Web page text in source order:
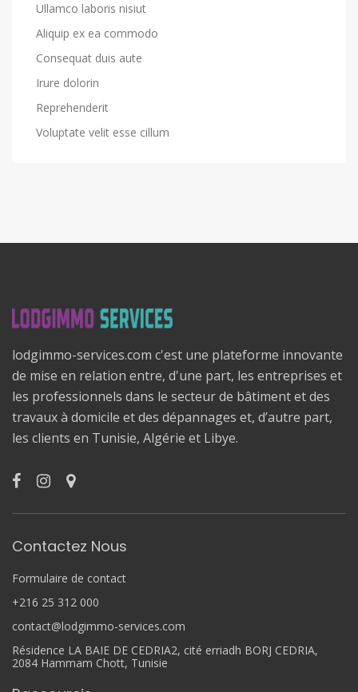
Ullamco laboris nisiut
Aliquip ex ea commodo
Consequat duis aute
Irure dolorin
Reprehenderit
Voluptate velit esse cillum
lodgimmo-services.com c'est une plateforme innovante
de mise en relation entre, d'une part, les entreprises et
les professionnels dans le secteur de bâtiment et des
travaux à domicile et des dépannages et, d’autre part,
les clients en Tunisie, Algérie et Libye.
Contactez Nous
Formulaire de contact
+216 25 312 000
contact@lodgimmo-services.com
Résidence LA BAIE DE CEDRIA2, cité erriadh BORJ CEDRIA,
2084 Hammam Chott, Tunisie